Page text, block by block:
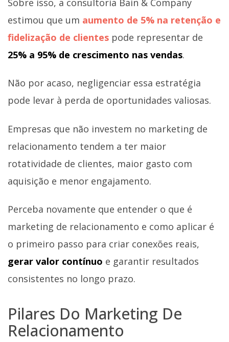
Sobre isso, a consultoria Bain & Company
estimou que um aumento de 5% na retenção e
fidelização de clientes pode representar de
25% a 95% de crescimento nas vendas.
Não por acaso, negligenciar essa estratégia
pode levar à perda de oportunidades valiosas.
Empresas que não investem no marketing de
relacionamento tendem a ter maior
rotatividade de clientes, maior gasto com
aquisição e menor engajamento.
Perceba novamente que entender o que é
marketing de relacionamento e como aplicar é
o primeiro passo para criar conexões reais,
gerar valor contínuo e garantir resultados
consistentes no longo prazo.
Pilares Do Marketing De
Relacionamento